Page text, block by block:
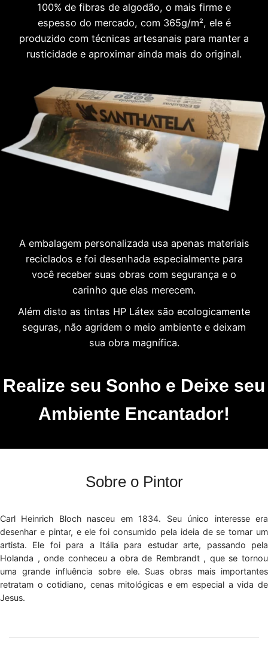
100% de fibras de algodão, o mais firme e
espesso do mercado, com 365g/m², ele é
produzido com técnicas artesanais para manter a
rusticidade e aproximar ainda mais do original.
A embalagem personalizada usa apenas materiais
reciclados e foi desenhada especialmente para
você receber suas obras com segurança e o
carinho que elas merecem.
Além disto as tintas HP Látex são ecologicamente
seguras, não agridem o meio ambiente e deixam
sua obra magnífica.
Realize seu Sonho e Deixe seu
Ambiente Encantador!
Sobre o Pintor
Carl Heinrich Bloch nasceu em 1834. Seu único interesse era
desenhar e pintar, e ele foi consumido pela ideia de se tornar um
artista. Ele foi para a Itália para estudar arte, passando pela
Holanda , onde conheceu a obra de Rembrandt , que se tornou
uma grande influência sobre ele. Suas obras mais importantes
retratam o cotidiano, cenas mitológicas e em especial a vida de
Jesus.